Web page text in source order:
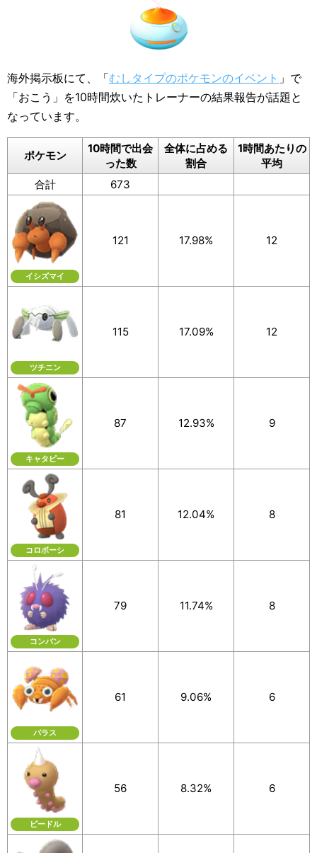
海外掲示板にて、「むしタイプのポケモンのイベント 」で
「おこう」を10時間炊いたトレーナーの結果報告が話題と
なっています。
ポケモン
10時間で出会
った数
全体に占める
割合
1時間あたりの
平均
合計
673
イシズマイ
121 17.98% 12
ツチニン
115 17.09% 12
キャタピー
87 12.93% 9
コロボーシ
81 12.04% 8
コンパン
79 11.74% 8
パラス
61 9.06% 6
ビードル
56 8.32% 6